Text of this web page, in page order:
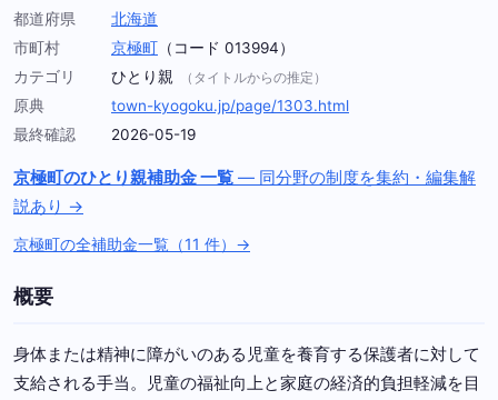
都道府県
北海道
市町村
京極町 （コード 013994）
カテゴリ
ひとり親 （タイトルからの推定）
原典
town-kyogoku.jp/page/1303.html
最終確認
2026-05-19
京極町のひとり親補助金 一覧 — 同分野の制度を集約・編集解
説あり →
京極町の全補助金一覧（11 件）→
概要
身体または精神に障がいのある児童を養育する保護者に対して
支給される手当。児童の福祉向上と家庭の経済的負担軽減を目